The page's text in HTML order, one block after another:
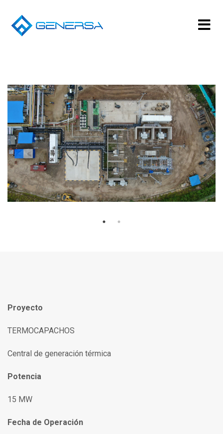
Proyecto
TERMOCAPACHOS
Central de generación térmica
Potencia
15 MW
Fecha de Operación